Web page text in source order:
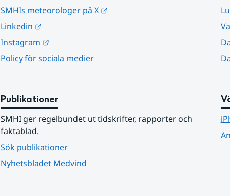
SMHIs meteorologer på X
Linkedin
Instagram
Policy för sociala medier
Publikationer
SMHI ger regelbundet ut tidskrifter, rapporter och
faktablad.
Sök publikationer
Nyhetsbladet Medvind